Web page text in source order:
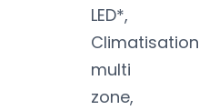
LED*,
Climatisation
multi
zone,